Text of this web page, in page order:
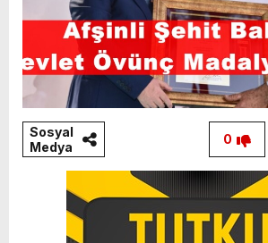
Sosyal
Medya
0